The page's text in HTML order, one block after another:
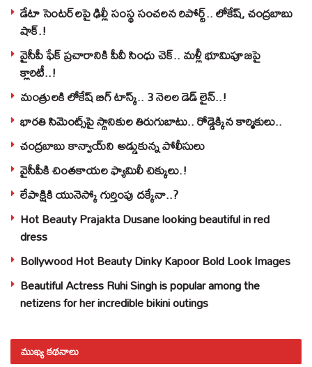
డేటా సెంటర్‌లపై ఢిల్లీ సంస్థ సంచలన రిపోర్ట్.. లోకేష్‌, చంద్రబాబు
షాక్‌.!
వైసీపీ ఫేక్ ప్రచారానికి పీవీ సింధు చెక్.. మళ్లీ భూమిపూజపై
క్లారిటీ..!
మంత్రులకి లోకేష్‌ బిగ్‌ టాస్క్‌.. 3 నెలల డెడ్‌ లైన్‌..!
భారతి సిమెంట్స్‌పై స్థానికుల తిరుగుబాటు.. రోడ్డెక్కిన కార్మికులు..
చంద్రబాబు కాన్వాయ్‌ని అడ్డుకున్న పోలీసులు
వైసీపీకి చింతకాయల ఫ్యామిలీ చిక్కులు.!
లేపాక్షికి యునెస్కో గుర్తింపు దక్కేనా..?
Hot Beauty Prajakta Dusane looking beautiful in red
dress
Bollywood Hot Beauty Dinky Kapoor Bold Look Images
Beautiful Actress Ruhi Singh is popular among the
netizens for her incredible bikini outings
ముఖ్య కథనాలు